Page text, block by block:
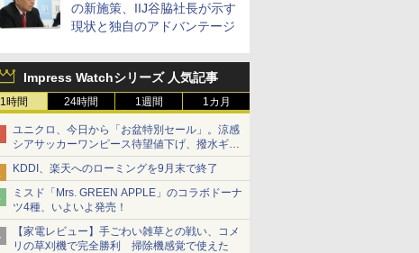
の新施策、IIJ谷脇社長が示す
現状と独自のアドバンテージ
Impress Watchシリーズ 人気記事
1時間 24時間 1週間 1カ月
ユニクロ、今日から「お盆特別セール」。涼感
シアサッカーワンピース待望値下げ、撥水ギア
ショーツは1990円に
KDDI、楽天へのローミングを9月末で終了
ミスド「Mrs. GREEN APPLE」のコラボドーナ
ツ4種、いよいよ発売！
【家電レビュー】手ごわい雑草との戦い、コメ
リの草刈機で完全勝利 掃除機感覚で使えた